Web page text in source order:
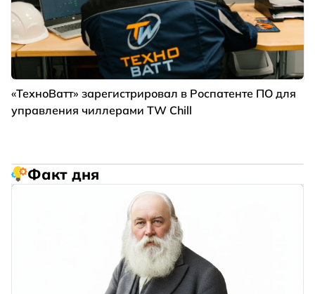
«ТехноВатт» зарегистрировал в Роспатенте ПО для
управления чиллерами TW Chill
Факт дня